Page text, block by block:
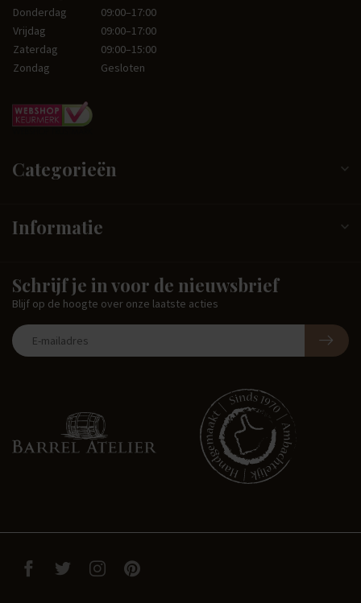
Donderdag
09:00–17:00
Vrijdag
09:00–17:00
Zaterdag
09:00–15:00
Zondag
Gesloten
Categorieën
Informatie
Schrijf je in voor de nieuwsbrief
Blijf op de hoogte over onze laatste acties